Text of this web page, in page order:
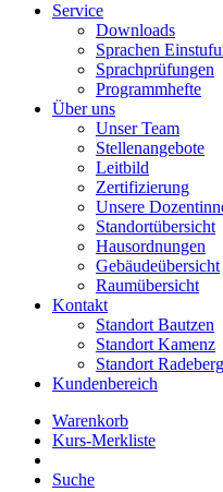
Service
Downloads
Sprachen
Sprachprüfungen
Programmhefte
Über uns
Unser Team
Stellenangebote
Leitbild
Zertifizierung
Unsere
Standortübersicht
Hausordnungen
Gebäudeübersicht
Raumübersicht
Kontakt
Standort Bautzen
Standort Kamenz
Standort Radeberg
Kundenbereich
Warenkorb
Kurs-Merkliste
Suche